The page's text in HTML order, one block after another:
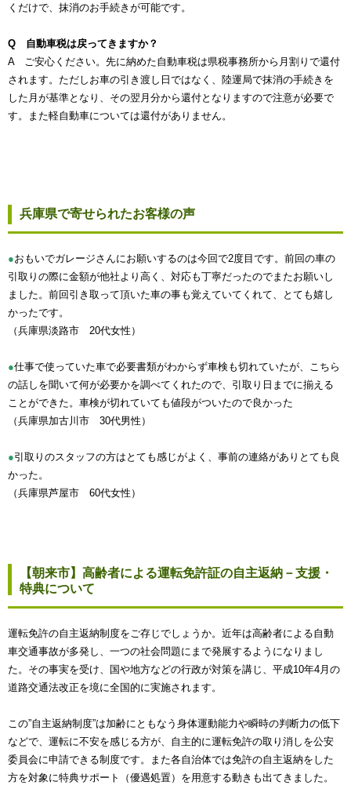
くだけで、抹消のお手続きが可能です。
Q 自動車税は戻ってきますか？
A ご安心ください。先に納めた自動車税は県税事務所から月割りで還付
されます。ただしお車の引き渡し日ではなく、陸運局で抹消の手続きを
した月が基準となり、その翌月分から還付となりますので注意が必要で
す。また軽自動車については還付がありません。
兵庫県で寄せられたお客様の声
●おもいでガレージさんにお願いするのは今回で2度目です。前回の車の
引取りの際に金額が他社より高く、対応も丁寧だったのでまたお願いし
ました。前回引き取って頂いた車の事も覚えていてくれて、とても嬉し
かったです。
（兵庫県淡路市 20代女性）
●仕事で使っていた車で必要書類がわからず車検も切れていたが、こちら
の話しを聞いて何が必要かを調べてくれたので、引取り日までに揃える
ことができた。車検が切れていても値段がついたので良かった
（兵庫県加古川市 30代男性）
●引取りのスタッフの方はとても感じがよく、事前の連絡がありとても良
かった。
（兵庫県芦屋市 60代女性）
【朝来市】高齢者による運転免許証の自主返納－支援・
特典について
運転免許の自主返納制度をご存じでしょうか。近年は高齢者による自動
車交通事故が多発し、一つの社会問題にまで発展するようになりまし
た。その事実を受け、国や地方などの行政が対策を講じ、平成10年4月の
道路交通法改正を境に全国的に実施されます。
この”自主返納制度”は加齢にともなう身体運動能力や瞬時の判断力の低下
などで、運転に不安を感じる方が、自主的に運転免許の取り消しを公安
委員会に申請できる制度です。また各自治体では免許の自主返納をした
方を対象に特典サポート（優遇処置）を用意する動きも出てきました。